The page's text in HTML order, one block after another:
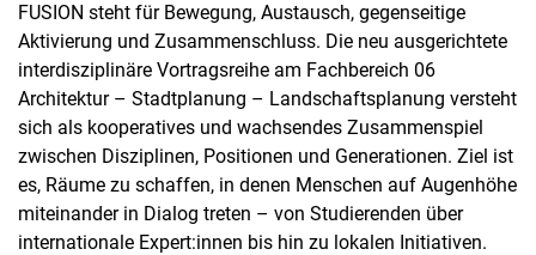
FUSION steht für Bewegung, Austausch, gegenseitige
Aktivierung und Zusammenschluss. Die neu ausgerichtete
interdisziplinäre Vortragsreihe am Fachbereich 06
Architektur – Stadtplanung – Landschaftsplanung versteht
sich als kooperatives und wachsendes Zusammenspiel
zwischen Disziplinen, Positionen und Generationen. Ziel ist
es, Räume zu schaffen, in denen Menschen auf Augenhöhe
miteinander in Dialog treten – von Studierenden über
internationale Expert:innen bis hin zu lokalen Initiativen.